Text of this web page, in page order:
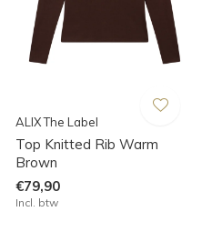
ALIX The Label
Top Knitted Rib Warm
Brown
€79,90
Incl. btw